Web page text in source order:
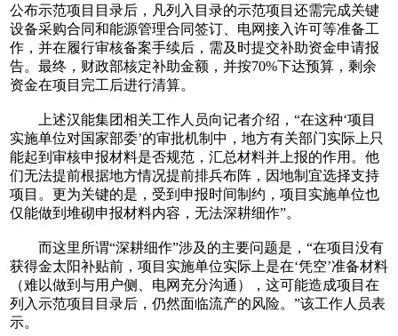
公布示范项目目录后，凡列入目录的示范项目还需完成关键
设备采购合同和能源管理合同签订、电网接入许可等准备工
作，并在履行审核备案手续后，需及时提交补助资金申请报
告。最终，财政部核定补助金额，并按70%下达预算，剩余
资金在项目完工后进行清算。
上述汉能集团相关工作人员向记者介绍，“在这种‘项目
实施单位对国家部委’的审批机制中，地方有关部门实际上只
能起到审核申报材料是否规范，汇总材料并上报的作用。他
们无法提前根据地方情况提前排兵布阵，因地制宜选择支持
项目。更为关键的是，受到申报时间制约，项目实施单位也
仅能做到堆砌申报材料内容，无法深耕细作”。
而这里所谓“深耕细作”涉及的主要问题是，“在项目没有
获得金太阳补贴前，项目实施单位实际上是在‘凭空’准备材料
（难以做到与用户侧、电网充分沟通），这可能造成项目在
列入示范项目目录后，仍然面临流产的风险。”该工作人员表
示。